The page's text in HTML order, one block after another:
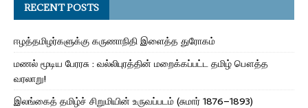
RECENT POSTS
ஈழத்தமிழர்களுக்கு கருணாநிதி இளைத்த துரோகம்
மணல் மூடிய பேரரசு : வல்லிபுரத்தின் மறைக்கப்பட்ட தமிழ் பௌத்த
வரலாறு!
இலங்கைத் தமிழ்ச் சிறுமியின் உருவப்படம் (சுமார் 1876–1893)